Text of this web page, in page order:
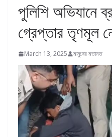
পুলিশি অভিযানে
গ্রেপ্তার তৃণমূল
March 13, 2025 মানুষের মতামত